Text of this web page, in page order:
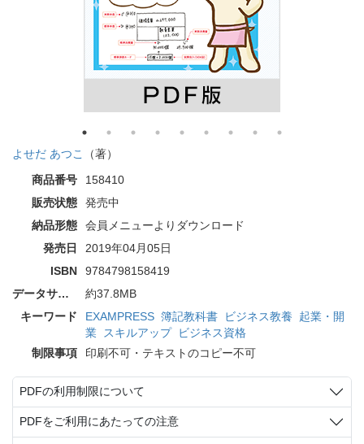
よせだ あつこ
（著）
商品番号
158410
販売状態
発売中
納品形態
会員メニューよりダウンロード
発売日
2019年04月05日
ISBN
9784798158419
データサイズ
約37.8MB
キーワード
EXAMPRESS 簿記教科書 ビジネス教養
起業・開
業
スキルアップ
ビジネス資格
制限事項
印刷不可・テキストのコピー不可
PDFの利用制限について
PDFをご利用にあたっての注意